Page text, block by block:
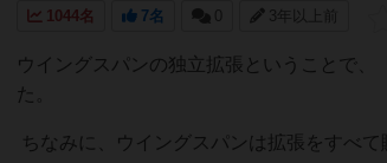
1044名 7名 0 3年以上前
ウイングスパンの独立拡張ということで
た。
ちなみに、ウイングスパンは拡張をすべ